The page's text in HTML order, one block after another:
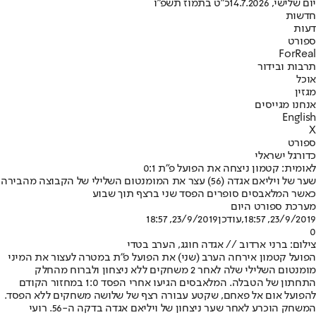
יום שלישי, 14.7.2026
כ"ט בתמוז תשפ"ו
חדשות
דעות
ספורט
ForReal
תרבות ובידור
אוכל
מגזין
אנחנו מגייסים
English
X
ספורט
כדורגל ישראלי
לאומית: קטמון ניצחה את הפועל פ"ת 0:1
שער של ויליאם אגדה (56) עצר את המומנטום השלילי של הקבוצה מהבירה
כאשר המלאבסים סופרים הפסד שני ברצף תוך שבוע
מערכת ספורט היום
23/9/2019, 18:57
,עודכן23/9/2019, 18:57
0
צילום: ברני ארדוב // אגדה חוגג, הערב בטדי
הפועל קטמון אירחה הערב (שני) את הפועל פ"ת במטרה לעצור את המיני
מומנטום השלילי שלה לאחר 2 משחקים ללא ניצחון ולברוח מהחלק
התחתון של הטבלה. המלאבסים הגיעו אחרי הפסד 1:0 במחזור הקודם
להפועל אום אל פאחם, שקטע עבורה רצף של שלושה משחקים ללא הפסד.
המשחק הוכרע לאחר שער ניצחון של ויליאם אגדה בדקה ה-56. רועי